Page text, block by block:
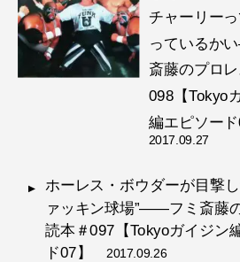
チャーリー
っているか
斎藤のプロ
098【Tokyo
編エピソード
2017.09.27
ホーレス・ボウダーが目撃し
ァッキン球場”――フミ斎藤
読本＃097【Tokyoガイジン
ド07】2017.09.26